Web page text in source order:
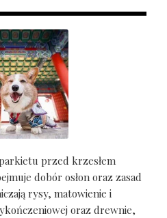
przed krzesłem
dobór osłon oraz zasad
rysy, matowienie i
oraz drewnie,